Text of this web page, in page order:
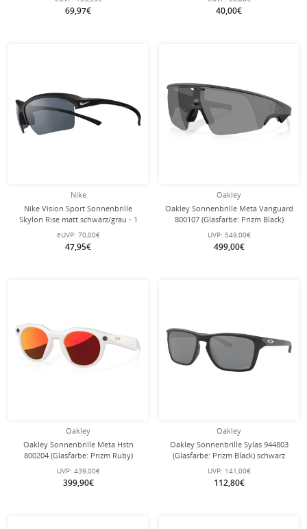
69,97€ 40,00€
Nike
Nike Vision Sport Sonnenbrille
Skylon Rise matt schwarz/grau - 1
Brille mit Schutzhülle
eUVP: 70,00€
47,95€
Oakley
Oakley Sonnenbrille Meta Vanguard
800107 (Glasfarbe: Prizm Black)
schwarz - 1 Brille mit
Hartschalenetui
UVP: 549,00€
499,00€
Oakley
Oakley Sonnenbrille Meta Hstn
800204 (Glasfarbe: Prizm Ruby)
warmes grau - 1 Brille mit
Hartschalenetui
UVP: 439,00€
399,90€
Oakley
Oakley Sonnenbrille Sylas 944803
(Glasfarbe: Prizm Black) schwarz
matt - 1 Brille
UVP: 141,00€
112,80€